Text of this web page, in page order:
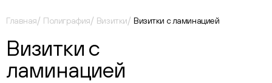
Главная Полиграфия Визитки Визитки с ламинацией
Визитки с
ламинацией